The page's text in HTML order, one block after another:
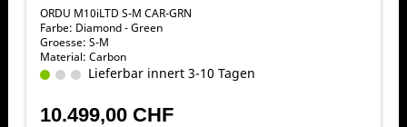
ORDU M10iLTD S-M CAR-GRN
Farbe: Diamond - Green
Groesse: S-M
Material: Carbon
Lieferbar innert 3-10 Tagen
10.499,00 CHF